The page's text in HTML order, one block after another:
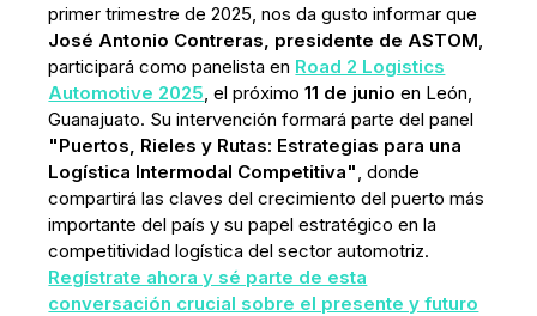
primer trimestre de 2025, nos da gusto informar que
José Antonio Contreras, presidente de ASTOM,
participará como panelista en Road 2 Logistics
Automotive 2025, el próximo11 de junio en León,
Guanajuato. Su intervención formará parte del panel
"Puertos, Rieles y Rutas: Estrategias para una
Logística Intermodal Competitiva", donde
compartirá las claves del crecimiento del puerto más
importante del país y su papel estratégico en la
competitividad logística del sector automotriz.
Regístrate ahora y sé parte de esta
conversación crucial sobre el presente y futuro